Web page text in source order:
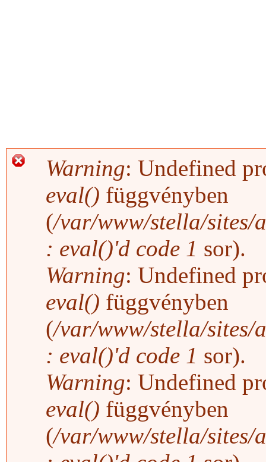
Hibaüzenet
Warning: Undefined
eval() függvényben
(/var/www/stella/sites/
: eval()'d code 1 sor).
Warning: Undefined
eval() függvényben
(/var/www/stella/sites/
: eval()'d code 1 sor).
Warning: Undefined
eval() függvényben
(/var/www/stella/sites/